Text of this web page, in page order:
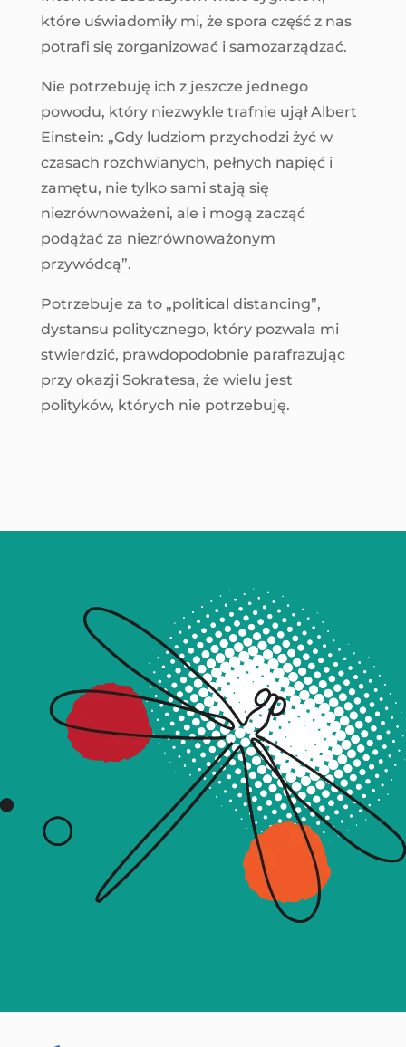
które uświadomiły mi, że spora część z nas
potrafi się zorganizować i samozarządzać.
Nie potrzebuję ich z jeszcze jednego
powodu, który niezwykle trafnie ujął Albert
Einstein: „Gdy ludziom przychodzi żyć w
czasach rozchwianych, pełnych napięć i
zamętu, nie tylko sami stają się
niezrównoważeni, ale i mogą zacząć
podążać za niezrównoważonym
przywódcą”.
Potrzebuje za to „political distancing”,
dystansu politycznego, który pozwala mi
stwierdzić, prawdopodobnie parafrazując
przy okazji Sokratesa, że wielu jest
polityków, których nie potrzebuję.